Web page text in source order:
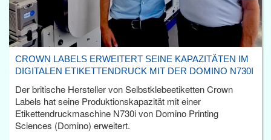
CROWN LABELS ERWEITERT SEINE KAPAZITÄTEN IM
DIGITALEN ETIKETTENDRUCK MIT DER DOMINO N730I
Der britische Hersteller von Selbstklebeetiketten Crown
Labels hat seine Produktionskapazität mit einer
Etikettendruckmaschine N730i von Domino Printing
Sciences (Domino) erweitert.